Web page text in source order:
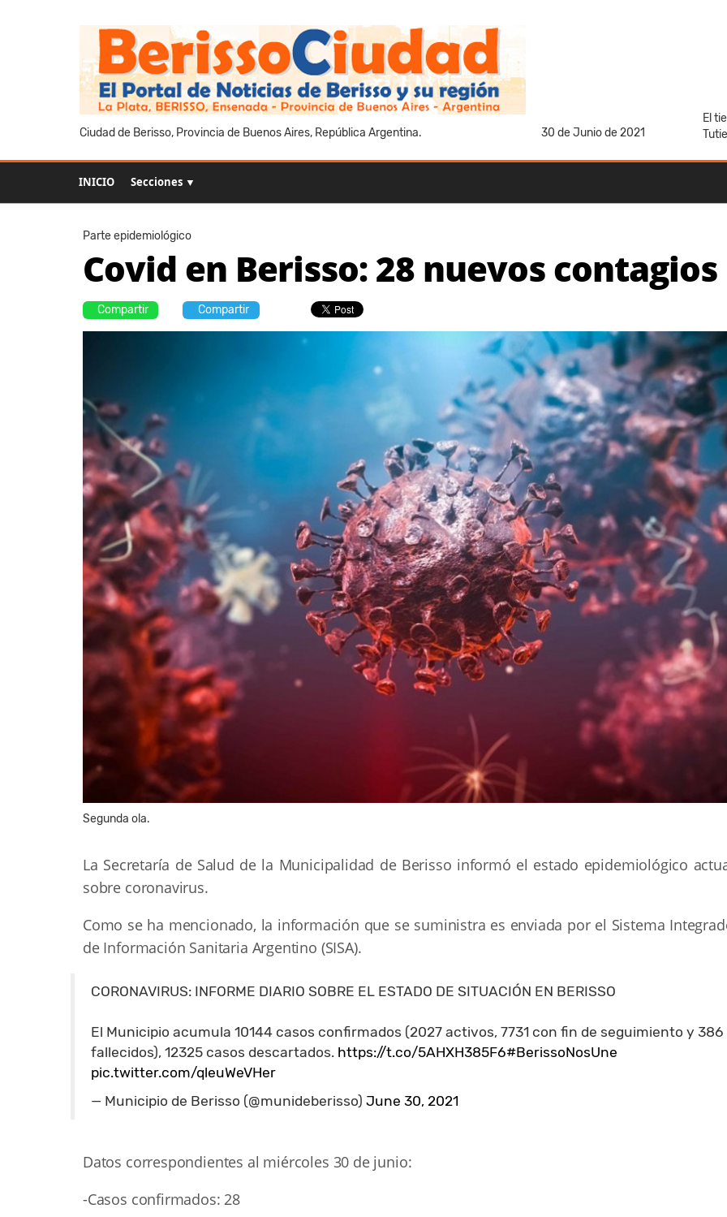
Ciudad de Berisso, Provincia de Buenos Aires, República Argentina. 30 de Junio de 2021
El
INICIO Secciones ▼
Parte epidemiológico
Covid en Berisso: 28 nuevos contagios
Compartir Compartir
Segunda ola.
La Secretaría de Salud de la Municipalidad de Berisso informó el estado epidemiológico
sobre coronavirus.
Como se ha mencionado, la información que se suministra es enviada por el Sistema
de Información Sanitaria Argentino (SISA).
CORONAVIRUS: INFORME DIARIO SOBRE EL ESTADO DE SITUACIÓN EN BERISSO
El Municipio acumula 10144 casos confirmados (2027 activos, 7731 con fin de seguimiento y 386
fallecidos), 12325 casos descartados. https://t.co/5AHXH385F6#BerissoNosUne
pic.twitter.com/qleuWeVHer
— Municipio de Berisso (@munideberisso) June 30, 2021
Datos correspondientes al miércoles 30 de junio:
-Casos confirmados: 28